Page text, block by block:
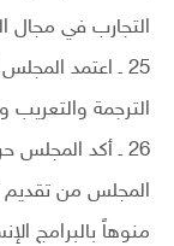
التجارب في مجال
25 ـ اعتمد
الترجمة والتعريب
26 ـ أكد
المجلس من تقديم
منوهاً بالبرامج